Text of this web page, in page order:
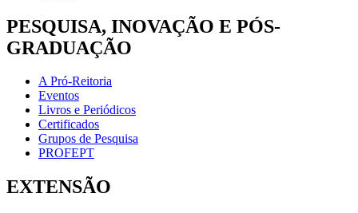
PESQUISA, INOVAÇÃO E PÓS-
GRADUAÇÃO
A Pró-Reitoria
Eventos
Livros e Periódicos
Certificados
Grupos de Pesquisa
PROFEPT
EXTENSÃO